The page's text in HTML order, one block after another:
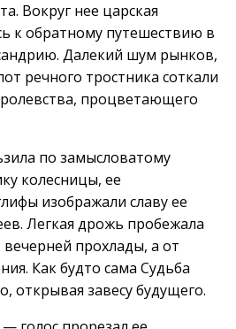
Вокруг нее царская
к обратному путешествию в
Далекий шум рынков,
речного тростника соткали
процветающего
по замысловатому
колесницы, ее
изображали славу ее
Легкая дрожь пробежала
прохлады, а от
Как будто сама Судьба
открывая завесу будущего.